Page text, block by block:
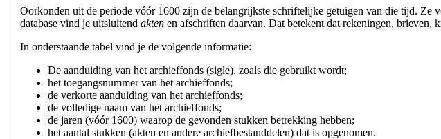
Oorkonden uit de periode vóór 1600 zijn de belangrijkste schriftelijke getuigen van die tijd.
database vind je uitsluitend akten en afschriften daarvan. Dat betekent dat rekeningen,
In onderstaande tabel vind je de volgende informatie:
De aanduiding van het archieffonds (sigle), zoals die gebruikt wordt;
het toegangsnummer van het archieffonds;
de verkorte aanduiding van het archieffonds;
de volledige naam van het archieffonds;
de jaren (vóór 1600) waarop de gevonden stukken betrekking hebben;
het aantal stukken (akten en andere archiefbestanddelen) dat is opgenomen.